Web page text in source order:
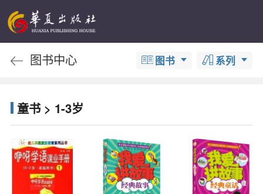
图书中心 图书 系列
童书 > 1-3岁